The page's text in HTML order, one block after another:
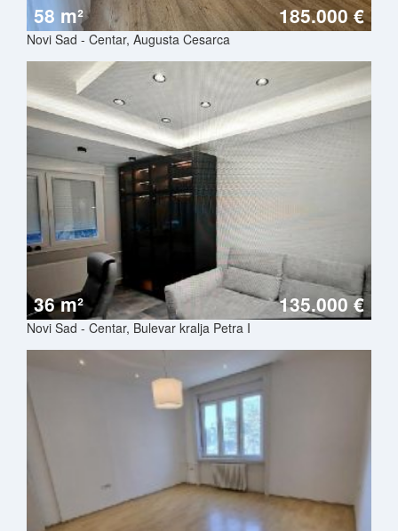
58 m² 185.000 €
Novi Sad - Centar, Augusta Cesarca
36 m² 135.000 €
Novi Sad - Centar, Bulevar kralja Petra I